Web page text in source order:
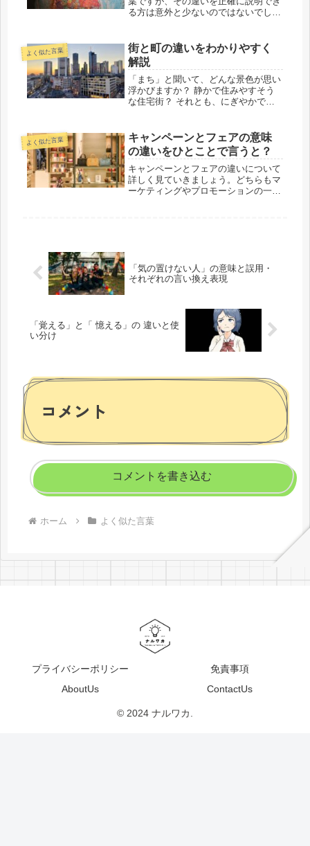
る方は意外と少ないのではないでしょ
は異なる側面を持っています。今回
は、この2つの言葉の違いを分かりや
すく...
よく似た言葉
街と町の違いをわかりやすく
解説
「まち」と聞いて、どんな景色が思い
浮かびますか？ 静かで住みやすそう
な住宅街？ それとも、にぎやかでお
「まち」が「町」なのか「街」なの
か…ってなると、ちょっとややこしい
ですよ...
よく似た言葉
キャンペーンとフェアの意味
の違いをひとことで言うと？
キャンペーンとフェアの違いについて
詳しく見ていきましょう。どちらもマ
ーケティングやプロモーションの一環
「気の置けない人」の意味と誤用・
それぞれの言い換え表現
「覚える」と「 憶える」の 違いと使
い分け
コメント
コメントを書き込む
ホーム よく似た言葉
プライバシーポリシー
免責事項
AboutUs
ContactUs
© 2024 ナルワカ.